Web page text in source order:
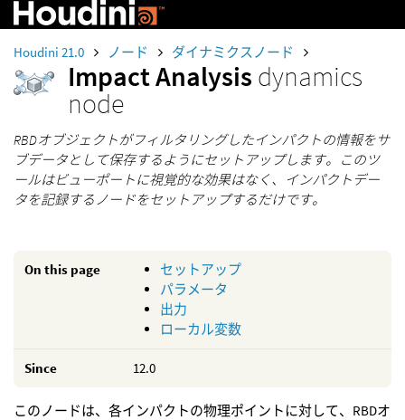
Houdini 21.0 ノード ダイナミクスノード
Impact Analysis dynamics
node
RBDオブジェクトがフィルタリングしたインパクトの情報をサ
ブデータとして保存するようにセットアップします。このツ
ールはビューポートに視覚的な効果はなく、インパクトデー
タを記録するノードをセットアップするだけです。
On this page
セットアップ
パラメータ
出力
ローカル変数
Since 12.0
このノードは、各インパクトの物理ポイントに対して、RBDオ